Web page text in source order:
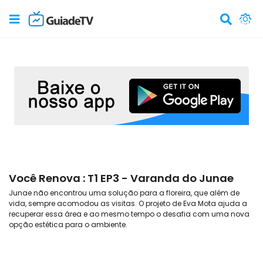
Você Renova : T1 EP3 - Varanda do Junae
Junae não encontrou uma solução para a floreira, que além de
vida, sempre acomodou as visitas. O projeto de Eva Mota ajuda a
recuperar essa área e ao mesmo tempo o desafia com uma nova
opção estética para o ambiente.